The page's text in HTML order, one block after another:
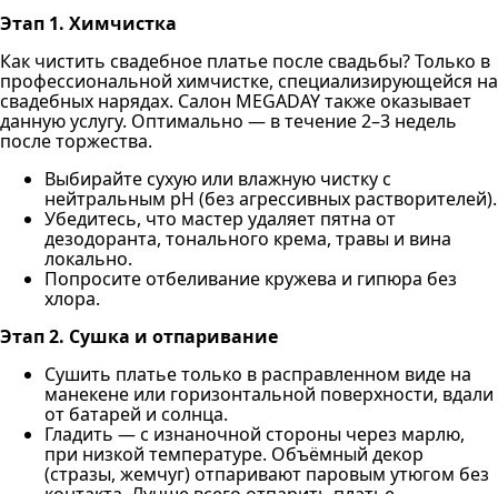
Этап 1. Химчистка
Как чистить свадебное платье после свадьбы? Только в
профессиональной химчистке, специализирующейся на
свадебных нарядах. Салон MEGADAY также оказывает
данную услугу. Оптимально — в течение 2–3 недель
после торжества.
Выбирайте сухую или влажную чистку с
нейтральным pH (без агрессивных растворителей).
Убедитесь, что мастер удаляет пятна от
дезодоранта, тонального крема, травы и вина
локально.
Попросите отбеливание кружева и гипюра без
хлора.
Этап 2. Сушка и отпаривание
Сушить платье только в расправленном виде на
манекене или горизонтальной поверхности, вдали
от батарей и солнца.
Гладить — с изнаночной стороны через марлю,
при низкой температуре. Объёмный декор
(стразы, жемчуг) отпаривают паровым утюгом без